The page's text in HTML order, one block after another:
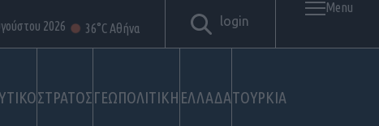
ΣΤΡΑΤΟΣΓΕΩΠΟΛΙΤΙΚΗ ΕΛΛΑΔΑΤΟΥΡΚΙΑ
2026 36°C Αθήνα login
Menu